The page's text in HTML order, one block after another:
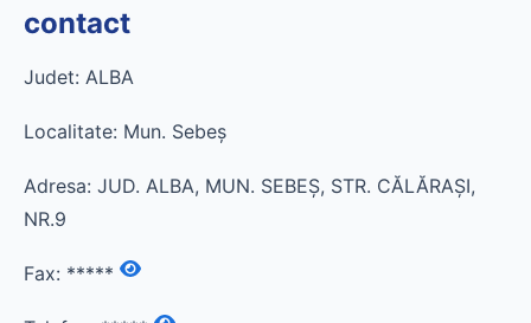
contact
Judet: ALBA
Localitate: Mun. Sebeş
Adresa: JUD. ALBA, MUN. SEBEŞ, STR. CĂLĂRAŞI,
NR.9
Fax: *****